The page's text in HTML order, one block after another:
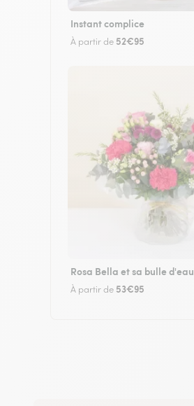
Instant complice
À partir de 52€95
Rosa Bella et sa bulle d'eau
À partir de 53€95